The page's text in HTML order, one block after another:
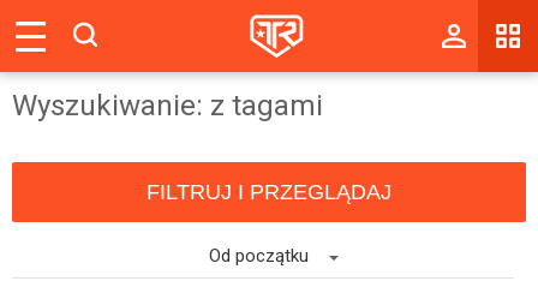
Tablica
Wyniki
Blogi
Galerie
Wyszukiwanie: z tagami
FILTRUJ I PRZEGLĄDAJ
Od początku